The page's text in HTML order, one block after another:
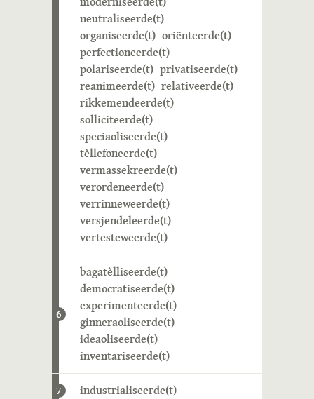
neutraliseerde(t)
organiseerde(t) oriënteerde(t)
perfectioneerde(t)
polariseerde(t) privatiseerde(t)
reanimeerde(t) relativeerde(t)
rikkemendeerde(t)
solliciteerde(t)
speciaoliseerde(t)
tèllefoneerde(t)
vermassekreerde(t)
verordeneerde(t)
verrinneweerde(t)
versjendeleerde(t)
vertesteweerde(t)
6
bagatèlliseerde(t)
democratiseerde(t)
experimenteerde(t)
ginneraoliseerde(t)
ideaoliseerde(t)
inventariseerde(t)
7 industrialiseerde(t)